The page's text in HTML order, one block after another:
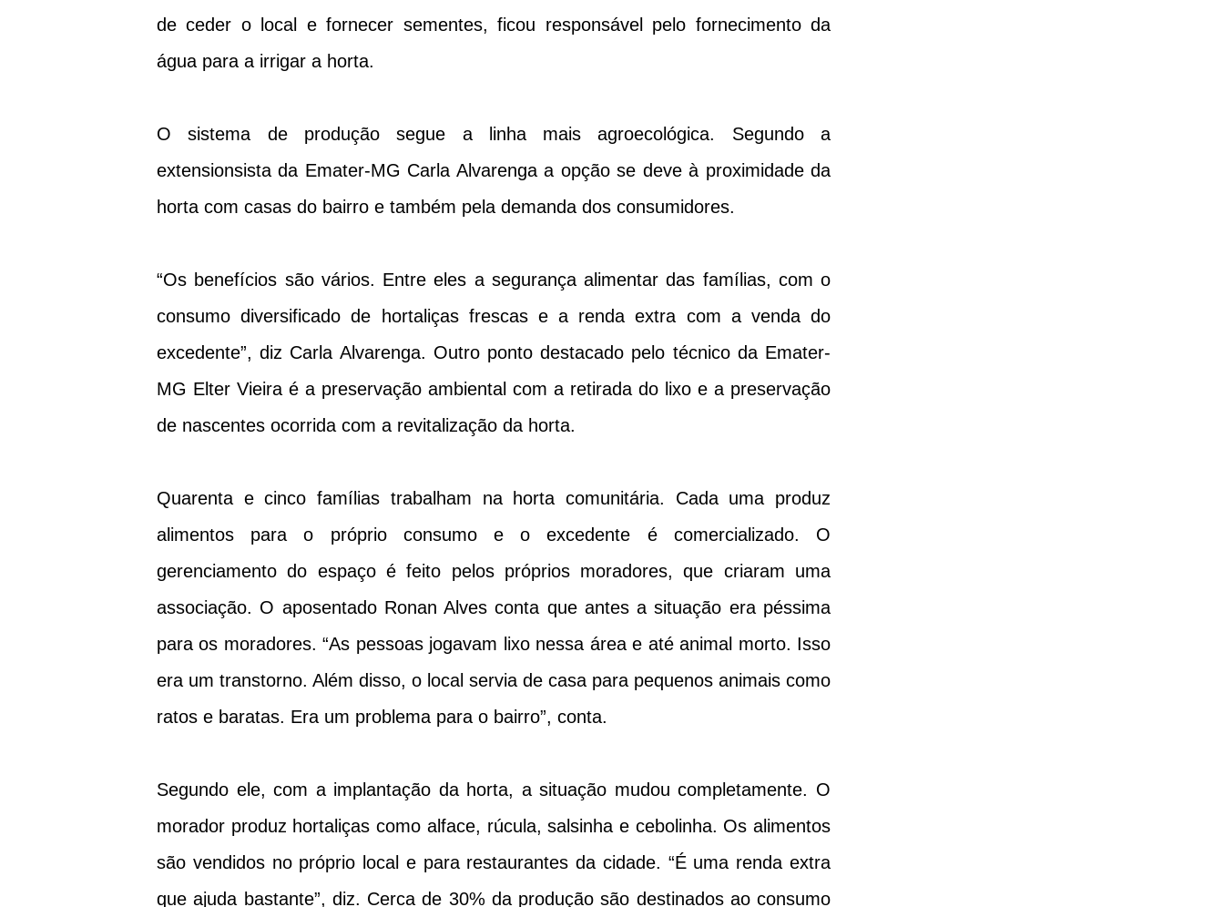
de ceder o local e fornecer sementes, ficou responsável pelo fornecimento da
água para a irrigar a horta.
O sistema de produção segue a linha mais agroecológica. Segundo a
extensionsista da Emater-MG Carla Alvarenga a opção se deve à proximidade da
horta com casas do bairro e também pela demanda dos consumidores.
“Os benefícios são vários. Entre eles a segurança alimentar das famílias, com o
consumo diversificado de hortaliças frescas e a renda extra com a venda do
excedente”, diz Carla Alvarenga. Outro ponto destacado pelo técnico da Emater-
MG Elter Vieira é a preservação ambiental com a retirada do lixo e a preservação
de nascentes ocorrida com a revitalização da horta.
Quarenta e cinco famílias trabalham na horta comunitária. Cada uma produz
alimentos para o próprio consumo e o excedente é comercializado. O
gerenciamento do espaço é feito pelos próprios moradores, que criaram uma
associação. O aposentado Ronan Alves conta que antes a situação era péssima
para os moradores. “As pessoas jogavam lixo nessa área e até animal morto. Isso
era um transtorno. Além disso, o local servia de casa para pequenos animais como
ratos e baratas. Era um problema para o bairro”, conta.
Segundo ele, com a implantação da horta, a situação mudou completamente. O
morador produz hortaliças como alface, rúcula, salsinha e cebolinha. Os alimentos
são vendidos no próprio local e para restaurantes da cidade. “É uma renda extra
que ajuda bastante”, diz. Cerca de 30% da produção são destinados ao consumo